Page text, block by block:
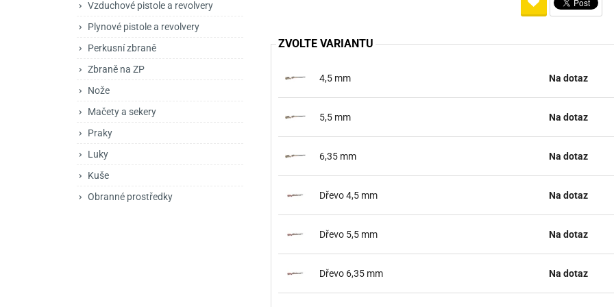
Příslušenství pro zbraně na ZP
Pistole samonabíjecí
Kuchyňské nože
Mačety a sekery
Luky
Obranné prostředky Obranné spreje
Adaptéry
Pistolové a revolverové náboje
Vzduchové pistole a revolvery
Plynové pistole a revolvery
Perkusní zbraně
Zbraně na ZP
Nože
Mačety a sekery
Praky
Luky
Kuše
Obranné prostředky
ZVOLTE VARIANTU
4,5 mm Na dotaz
5,5 mm Na dotaz
6,35 mm Na dotaz
Dřevo 4,5 mm Na dotaz
Dřevo 5,5 mm Na dotaz
Dřevo 6,35 mm Na dotaz